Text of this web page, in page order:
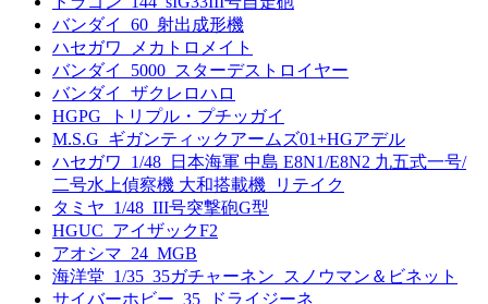
バンダイ_60_射出成形機
ハセガワ_メカトロメイト
バンダイ_5000_スターデストロイヤー
バンダイ_ザクレロハロ
HGPG_トリプル・プチッガイ
M.S.G_ギガンティックアームズ01+HGアデル
ハセガワ_1/48_日本海軍 中島 E8N1/E8N2 九五式一号/
二号水上偵察機 大和搭載機_リテイク
タミヤ_1/48_III号突撃砲G型
HGUC_アイザックF2
アオシマ_24_MGB
海洋堂_1/35_35ガチャーネン_スノウマン＆ビネット
サイバーホビー_35_ドライジーネ